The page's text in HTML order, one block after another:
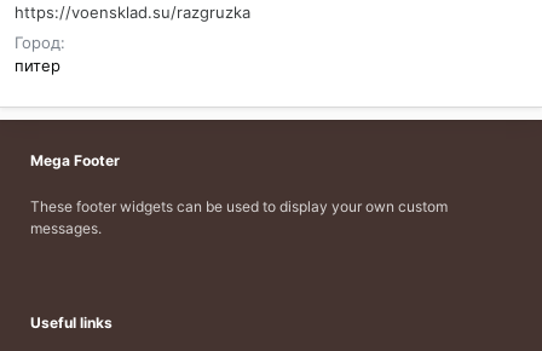
https://voensklad.su/razgruzka
Город
питер
Mega Footer
These footer widgets can be used to display your own custom
messages.
Useful links